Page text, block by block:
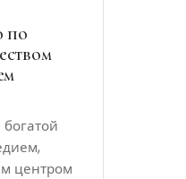
по
центром